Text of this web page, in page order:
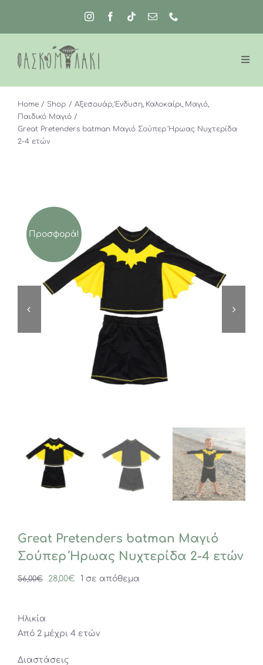
περιεχόμενο
Home Shop Αξεσουάρ Ένδυση Καλοκαίρι Μαγιό
Παιδικό Μαγιό
Great Pretenders batman Μαγιό Σούπερ Ήρωας Νυχτερίδα
2-4 ετών
Προσφορά!
Great Pretenders batman Μαγιό
Σούπερ Ήρωας Νυχτερίδα 2-4 ετών
56,00€
Original
28,00€ Η
28,00€.
1 σε απόθεμα
Ηλικία
Από 2 μέχρι 4 ετών
Διαστάσεις